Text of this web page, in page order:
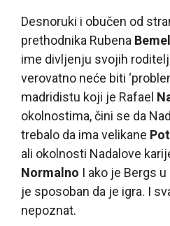
Desnoruki i obučen od
prethodnika Rubena
ime divljenju svojih
verovatno neće biti
madridistu koji je Rafael
okolnostima, čini se da
trebalo da ima velikane
ali okolnosti Nadalove
Normalno I ako je Bergs
je sposoban da je igra. I
nepoznat.